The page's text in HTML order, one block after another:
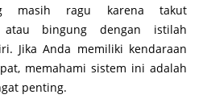
masih ragu karena takut
atau bingung dengan istilah
Jika Anda memiliki kendaraan
memahami sistem ini adalah
penting.